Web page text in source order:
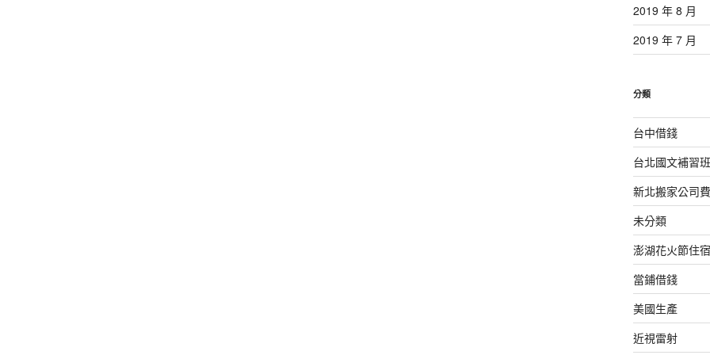
2019 年 8 月
2019 年 7 月
分類
台中借錢
台北國文補習班
新北搬家公司
未分類
澎湖花火節住
當鋪借錢
美國生產
近視雷射